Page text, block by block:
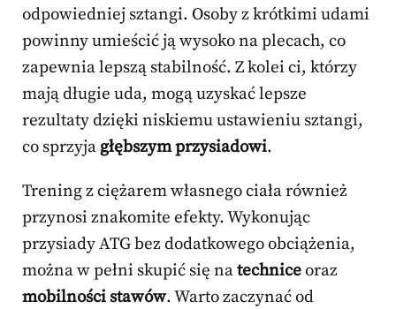
odpowiedniej sztangi. Osoby z krótkimi udami
powinny umieścić ją wysoko na plecach, co
zapewnia lepszą stabilność. Z kolei ci, którzy
mają długie uda, mogą uzyskać lepsze
rezultaty dzięki niskiemu ustawieniu sztangi,
co sprzyja głębszym przysiadowi.
Trening z ciężarem własnego ciała również
przynosi znakomite efekty. Wykonując
przysiady ATG bez dodatkowego obciążenia,
można w pełni skupić się natechniceoraz
mobilności stawów. Warto zaczynać od